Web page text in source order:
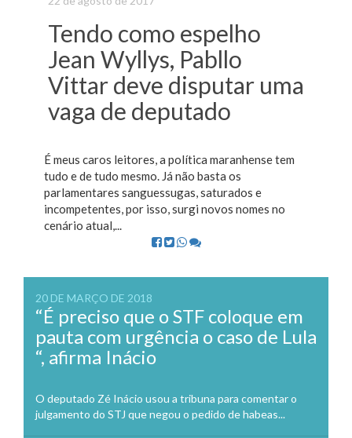
Tendo como espelho
Jean Wyllys, Pabllo
Vittar deve disputar uma
vaga de deputado
É meus caros leitores, a política maranhense tem
tudo e de tudo mesmo. Já não basta os
parlamentares sanguessugas, saturados e
incompetentes, por isso, surgi novos nomes no
cenário atual,...
20 DE MARÇO DE 2018
“É preciso que o STF coloque em
pauta com urgência o caso de Lula
“, afirma Inácio
O deputado Zé Inácio usou a tribuna para comentar o
julgamento do STJ que negou o pedido de habeas...